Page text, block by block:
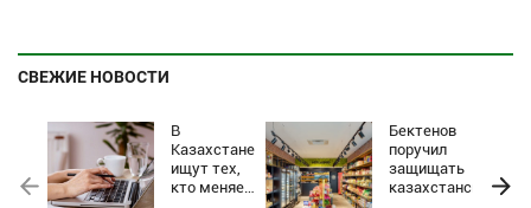
СВЕЖИЕ НОВОСТИ
В
Казахстане
ищут тех,
кто меняет
Бектенов
поручил
защищать
казахстанские